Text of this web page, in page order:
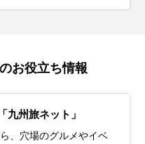
お役立ち情報
九州旅ネット」
、穴場のグルメやイベ